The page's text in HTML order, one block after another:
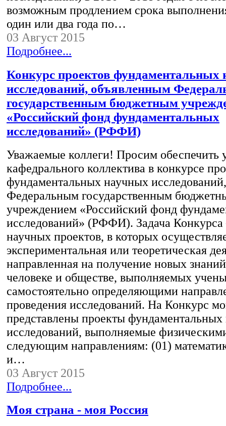
возможным продлением срока
один или два года по…
03 Август 2015
Подробнее...
Конкурс проектов фундаментальных
исследований, объявленным
государственным бюджетным
«Российский фонд фундаментальных
исследований» (РФФИ)
Уважаемые коллеги! Просим обеспечить
кафедрального коллектива в конкурсе
фундаментальных научных
Федеральным государственным
учреждением «Российский фонд
исследований» (РФФИ). Задача Конкурса
научных проектов, в которых
экспериментальная или теоретическая
направленная на получение новых
человеке и обществе, выполняемых
самостоятельно определяющими
проведения исследований. На Конкурс
представлены проекты
исследований, выполняемые
следующим направлениям: (01)
и…
03 Август 2015
Подробнее...
Моя страна - моя Россия